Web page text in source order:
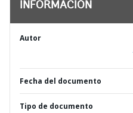
INFORMACIÓN
Autor
Fecha del documento
Tipo de documento